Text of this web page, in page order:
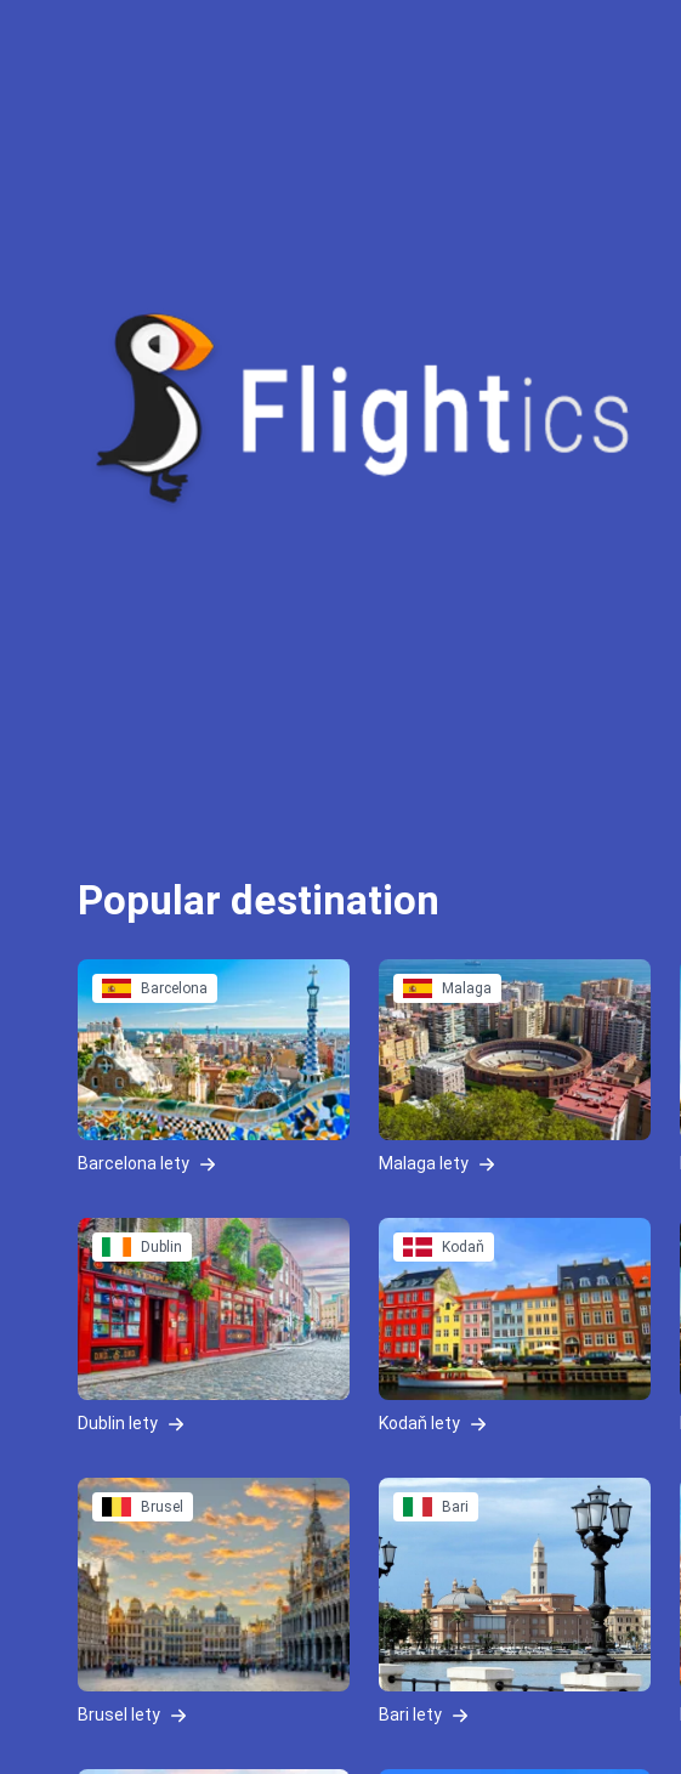
Popular destination
Barcelona
Barcelona lety
Malaga
Malaga lety
Dublin
Dublin lety
Kodaň
Kodaň lety
Brusel
Brusel lety
Bari
Bari lety